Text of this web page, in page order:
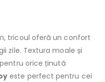
tricoul oferă un confort
zile. Textura moale și
orice ținută
este perfect pentru cei